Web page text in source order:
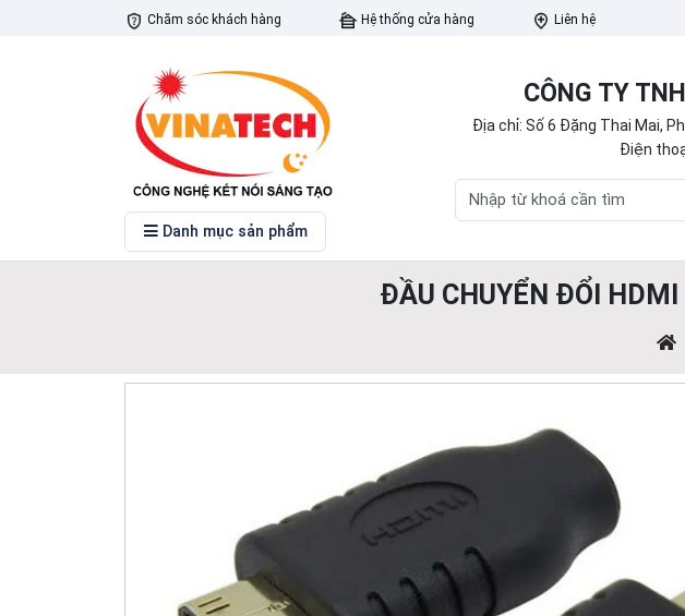
Chăm sóc khách hàng Hệ thống cửa hàng Liên hệ
Danh mục sản phẩm
CÔNG TY
Địa chỉ: Số 6 Đặng Thai Mai,
Điện
ĐẦU CHUYỂN ĐỔI